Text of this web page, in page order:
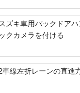
スズキ車用バックドア
ックカメラを付ける
車線左折レーンの直進